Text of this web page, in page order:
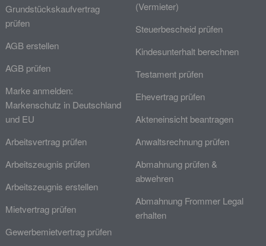
Grundstückskaufvertrag
prüfen
AGB erstellen
AGB prüfen
Marke anmelden:
Markenschutz in Deutschland
und EU
Arbeitsvertrag prüfen
Arbeitszeugnis prüfen
Arbeitszeugnis erstellen
Mietvertrag prüfen
Gewerbemietvertrag prüfen
(Vermieter)
Steuerbescheid prüfen
Kindesunterhalt berechnen
Testament prüfen
Ehevertrag prüfen
Akteneinsicht beantragen
Anwaltsrechnung prüfen
Abmahnung prüfen &
abwehren
Abmahnung Frommer Legal
erhalten